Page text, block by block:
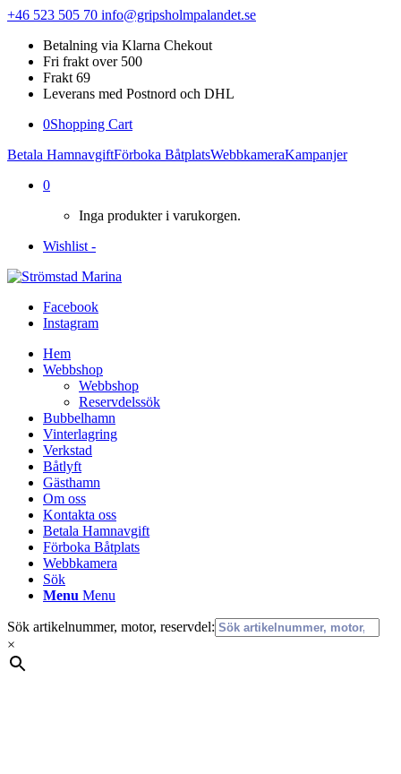
+46 523 505 70 info@gripsholmpalandet.se
Betalning via Klarna Chekout
Fri frakt over 500
Frakt 69
Leverans med Postnord och DHL
0Shopping Cart
Betala HamnavgiftFörboka BåtplatsWebbkameraKampanjer
0
Inga produkter i varukorgen.
Wishlist -
Facebook
Instagram
Hem
Webbshop
Webbshop
Reservdelssök
Bubbelhamn
Vinterlagring
Verkstad
Båtlyft
Gästhamn
Om oss
Kontakta oss
Betala Hamnavgift
Förboka Båtplats
Webbkamera
Sök
Menu Menu
Sök artikelnummer, motor, reservdel:
×